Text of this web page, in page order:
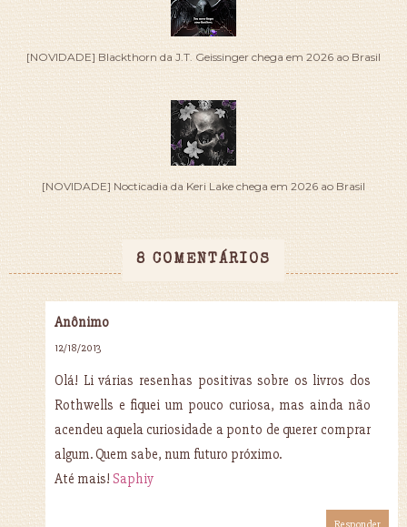
[NOVIDADE] Blackthorn da J.T. Geissinger chega em 2026 ao Brasil
[NOVIDADE] Nocticadia da Keri Lake chega em 2026 ao Brasil
8 COMENTÁRIOS
Anônimo
12/18/2013
Olá! Li várias resenhas positivas sobre os livros dos
Rothwells e fiquei um pouco curiosa, mas ainda não
acendeu aquela curiosidade a ponto de querer comprar
algum. Quem sabe, num futuro próximo.
Até mais! Saphiy